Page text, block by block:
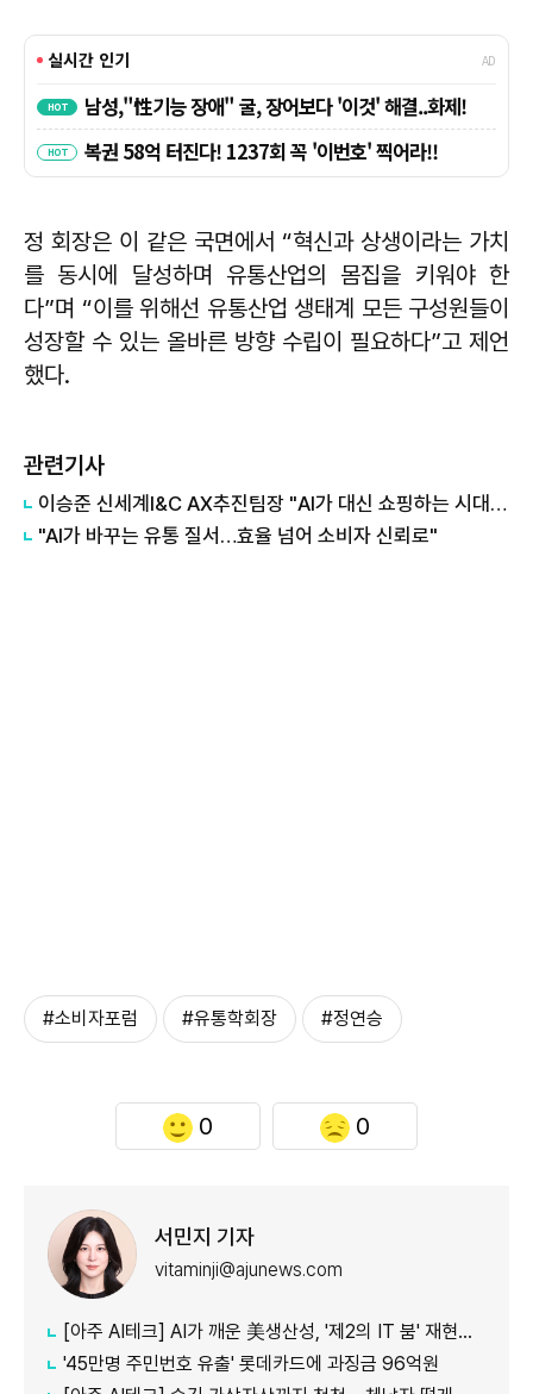
정 회장은 이 같은 국면에서 “혁신과 상생이라는 가치
를 동시에 달성하며 유통산업의 몸집을 키워야 한
다”며 “이를 위해선 유통산업 생태계 모든 구성원들이
성장할 수 있는 올바른 방향 수립이 필요하다”고 제언
했다.
관련기사
이승준 신세계I&C AX추진팀장 "AI가 대신 쇼핑하는 시대…신뢰 인프라 구축해야"
"AI가 바꾸는 유통 질서…효율 넘어 소비자 신뢰로"
#소비자포럼 #유통학회장 #정연승
0 0
서민지 기자
vitaminji@ajunews.com
[아주 AI테크] AI가 깨운 美생산성, '제2의 IT 붐' 재현되나
'45만명 주민번호 유출' 롯데카드에 과징금 96억원